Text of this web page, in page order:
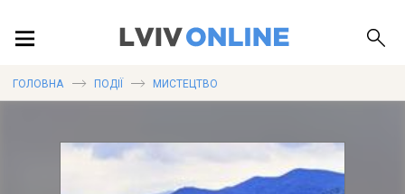
ГОЛОВНА ПОДІЇ МИСТЕЦТВО